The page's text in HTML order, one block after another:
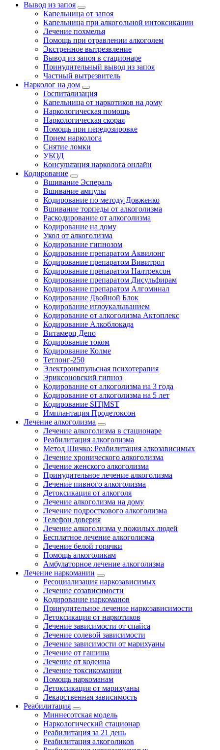
Вывод из запоя
Капельница от запоя
Капельница при алкогольной интоксикации
Лечение похмелья
Помощь при отравлении алкоголем
Экстренное вытрезвление
Вывод из запоя в стационаре
Принудительный вывод из запоя
Частный вытрезвитель
Нарколог на дом
Госпитализация
Капельница от наркотиков на дому
Наркологическая помощь
Наркологическая скорая
Помощь при передозировке
Прием нарколога
Снятие ломки
УБОД
Консультация нарколога онлайн
Кодирование
Вшивание Эспераль
Вшивание ампулы
Кодирование по методу Довженко
Вшивание торпеды от алкоголизма
Раскодирование от алкоголизма
Кодирование на дому
Укол от алкоголизма
Кодирование гипнозом
Кодирование препаратом Аквилонг
Кодирование препаратом Вивитрол
Кодирование препаратом Налтрексон
Кодирование препаратом Дисульфирам
Кодирование препаратом Алгоминал
Кодирование Двойной Блок
Кодирование иглоукалыванием
Кодирование от алкоголизма Актоплекс
Кодирование Алкоблокада
Витамерц Депо
Кодирование током
Кодирование Колме
Тетлонг-250
Электроимпульсная психотерапия
Эриксоновский гипноз
Кодирование от алкоголизма на 3 года
Кодирование от алкоголизма на 5 лет
Кодирование SIT|MST
Имплантация Продетоксон
Лечение алкоголизма
Лечение алкоголизма в стационаре
Реабилитация алкоголизма
Метод Шичко: Реабилитация алкозависимых
Лечение хронического алкоголизма
Лечение женского алкоголизма
Принудительное лечение алкоголизма
Лечение пивного алкоголизма
Детоксикация от алкоголя
Лечение алкоголизма на дому
Лечение подросткового алкоголизма
Телефон доверия
Лечение алкоголизма у пожилых людей
Бесплатное лечение алкоголизма
Лечение белой горячки
Помощь алкоголикам
Амбулаторное лечение алкоголизма
Лечение наркомании
Ресоциализация наркозависимых
Лечение созависимости
Кодирование наркоманов
Принудительное лечение наркозависимости
Детоксикация от наркотиков
Лечение зависимости от спайса
Лечение солевой зависимости
Лечение зависимости от марихуаны
Лечение от гашиша
Лечение от кодеина
Лечение токсикомании
Помощь наркоманам
Детоксикация от марихуаны
Лекарственная зависимость
Реабилитация
Миннесотская модель
Наркологический стационар
Реабилитация за 21 день
Реабилитация алкоголиков